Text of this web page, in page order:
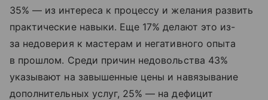
35% — из интереса к процессу и желания развить
практические навыки. Еще 17% делают это из-
за недоверия к мастерам и негативного опыта
в прошлом. Среди причин недовольства 43%
указывают на завышенные цены и навязывание
дополнительных услуг, 25% — на дефицит